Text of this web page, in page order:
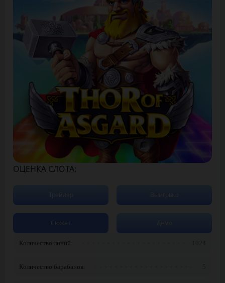
ВИДЕО
ОЦЕНКА СЛОТА:
Количество линий:
Количество барабанов:
Сюжет